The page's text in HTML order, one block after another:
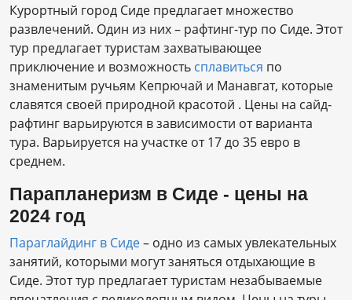
Курортный город Сиде предлагает множество
развлечений. Один из них – рафтинг-тур по Сиде. Этот
тур предлагает туристам захватывающее
приключение и возможность сплавиться по
знаменитым ручьям Кепрючай и Манавгат, которые
славятся своей природной красотой . Цены на сайд-
рафтинг варьируются в зависимости от варианта
тура. Варьируется на участке от 17 до 35 евро в
среднем.
Парапланеризм в Сиде - цены на
2024 год
Параглайдинг в Сиде– одно из самых увлекательных
занятий, которыми могут заняться отдыхающие в
Сиде. Этот тур предлагает туристам незабываемые